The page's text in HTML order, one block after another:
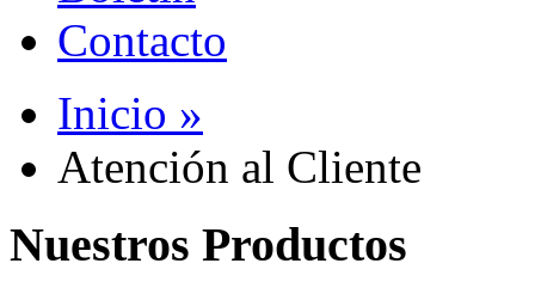
Contacto
Inicio »
Atención al Cliente
Nuestros Productos